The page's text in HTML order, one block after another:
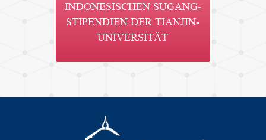
INDONESISCHEN SUGANG-
STIPENDIEN DER TIANJIN-
UNIVERSITÄT